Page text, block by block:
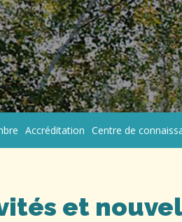
Accréditation Centre de
et